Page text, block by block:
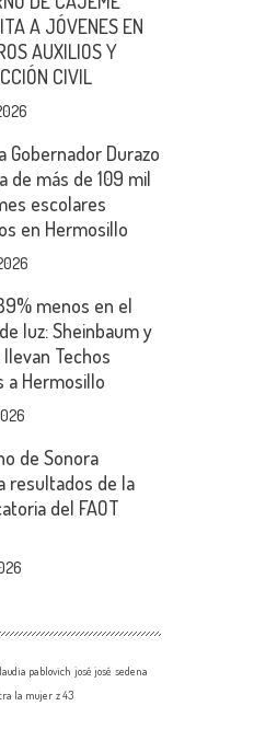
A JÓVENES EN
AUXILIOS Y
CIVIL
Gobernador Durazo
de más de 109 mil
escolares
en Hermosillo
menos en el
luz: Sheinbaum y
llevan Techos
a Hermosillo
de Sonora
resultados de la
del FAOT
pablovich josé josé sedena
la mujer z 43